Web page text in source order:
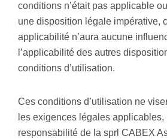
conditions n’était pas applicable
une disposition légale impérative,
applicabilité n’aura aucune
l’applicabilité des autres
conditions d’utilisation.
Ces conditions d’utilisation ne
les exigences légales applicables,
responsabilité de la sprl CABEX